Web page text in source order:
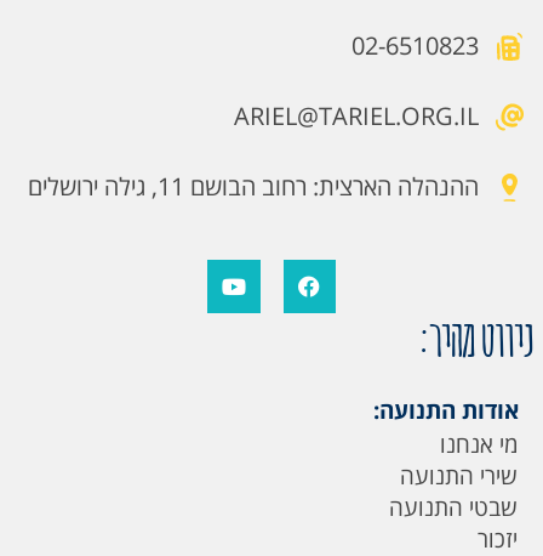
02-6510823
ARIEL@TARIEL.ORG.IL
ההנהלה הארצית: רחוב הבושם 11, גילה ירושלים
ניווט מהיר:
אודות התנועה:
מי אנחנו
שירי התנועה
שבטי התנועה
יזכור